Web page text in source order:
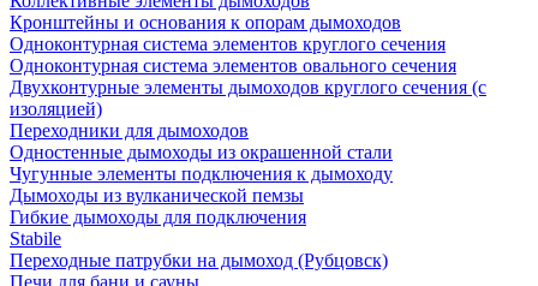
Кронштейны и основания к опорам дымоходов
Одноконтурная система элементов круглого сечения
Одноконтурная система элементов овального сечения
Двухконтурные элементы дымоходов круглого сечения (с
изоляцией)
Переходники для дымоходов
Одностенные дымоходы из окрашенной стали
Чугунные элементы подключения к дымоходу
Дымоходы из вулканической пемзы
Гибкие дымоходы для подключения
Stabile
Переходные патрубки на дымоход (Рубцовск)
Печи для бани и сауны